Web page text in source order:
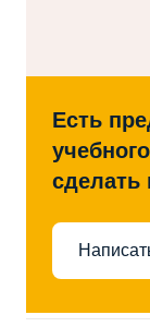
Есть